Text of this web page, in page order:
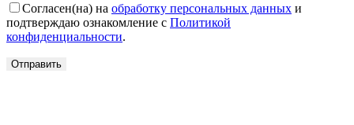
Согласен(на) на обработку персональных данных и
подтверждаю ознакомление с Политикой
конфиденциальности.